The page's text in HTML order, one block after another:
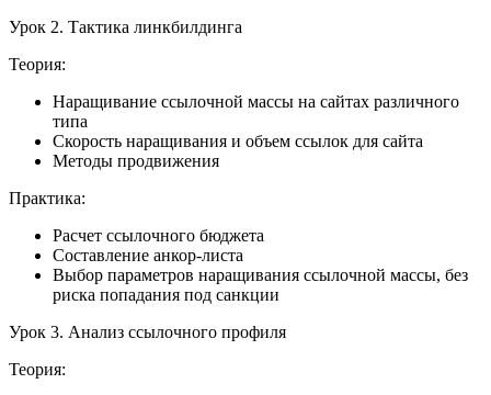
Урок 2. Тактика линкбилдинга
Теория:
Наращивание ссылочной массы на сайтах различного
типа
Скорость наращивания и объем ссылок для сайта
Методы продвижения
Практика:
Расчет ссылочного бюджета
Составление анкор-листа
Выбор параметров наращивания ссылочной массы, без
риска попадания под санкции
Урок 3. Анализ ссылочного профиля
Теория: